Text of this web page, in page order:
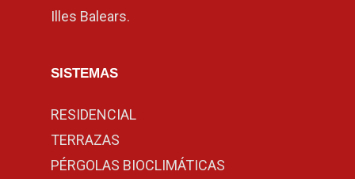
Illes Balears.
SISTEMAS
RESIDENCIAL
TERRAZAS
PÉRGOLAS BIOCLIMÁTICAS